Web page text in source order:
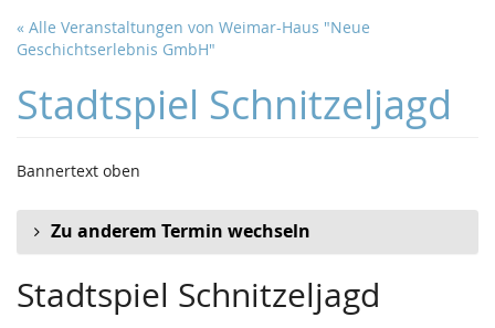
Zum
Haupt-
springen
« Alle Veranstaltungen von Weimar-Haus "Neue
Geschichtserlebnis GmbH"
Stadtspiel Schnitzeljagd
Bannertext oben
Zu anderem Termin wechseln
Stadtspiel Schnitzeljagd